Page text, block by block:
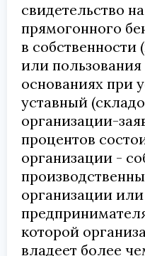
свидетельство
прямогонного
в собственности
или
основаниях при
уставный
организации-
процентов
организации -
организации
которой
владеет более